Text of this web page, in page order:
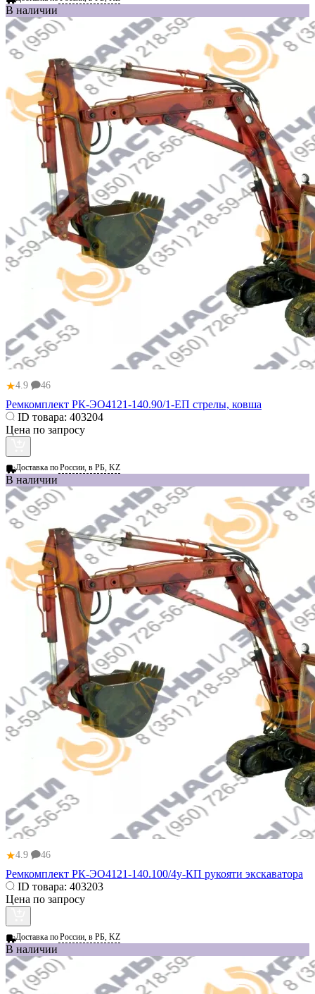
В наличии
★4.9 46
Ремкомплект РК-ЭО4121-140.90/1-ЕП стрелы, ковша
ID товара: 403204
Цена по запросу
Доставка поРоссии, в РБ, KZ
В наличии
★4.9 46
Ремкомплект РК-ЭО4121-140.100/4у-КП рукояти экскаватора
ID товара: 403203
Цена по запросу
Доставка поРоссии, в РБ, KZ
В наличии